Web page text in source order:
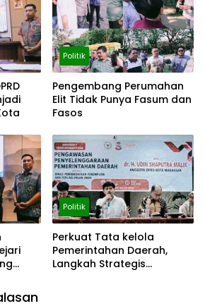
Politik
Pengembang Perumahan
Elit Tidak Punya Fasum dan
Fasos
Politik
Perkuat Tata kelola
Pemerintahan Daerah,
Langkah Strategis